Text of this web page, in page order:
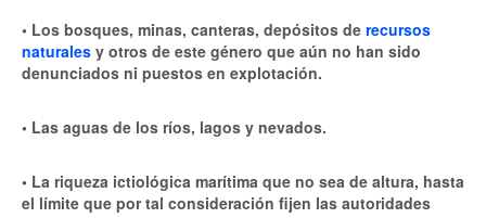
• Los bosques, minas, canteras, depósitos de recursos
naturales y otros de este género que aún no han sido
denunciados ni puestos en explotación.
• Las aguas de los ríos, lagos y nevados.
• La riqueza ictiológica marítima que no sea de altura, hasta
el límite que por tal consideración fijen las autoridades